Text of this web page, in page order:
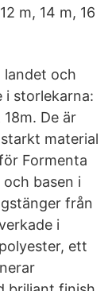
m, 14 m, 16
landet och
storlekarna:
18m. De är
material
Formenta
basen i
från
i
ett